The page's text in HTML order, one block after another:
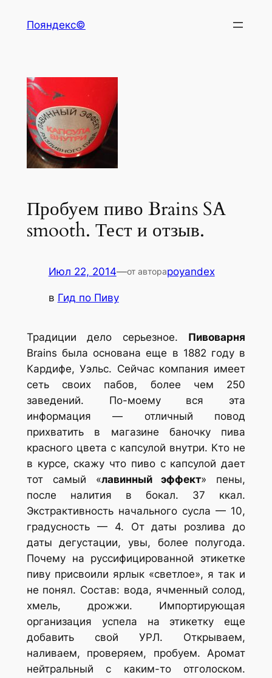
Пояндекс©
Пробуем пиво Brains SA
smooth. Тест и отзыв.
Июл 22, 2014—от автораpoyandex
в Гид по Пиву
Традиции дело серьезное. Пивоварня
Brains была основана еще в 1882 году в
Кардифе, Уэльс. Сейчас компания имеет
сеть своих пабов, более чем 250
заведений. По-моему вся эта
информация — отличный повод
прихватить в магазине баночку пива
красного цвета с капсулой внутри. Кто не
в курсе, скажу что пиво с капсулой дает
тот самый «лавинный эффект» пены,
после налития в бокал. 37 ккал.
Экстрактивность начального сусла — 10,
градусность — 4. От даты розлива до
даты дегустации, увы, более полугода.
Почему на руссифицированной этикетке
пиву присвоили ярлык «светлое», я так и
не понял. Состав: вода, ячменный солод,
хмель, дрожжи. Импортирующая
организация успела на этикетку еще
добавить свой УРЛ. Открываем,
наливаем, проверяем, пробуем. Аромат
нейтральный с каким-то отголоском.